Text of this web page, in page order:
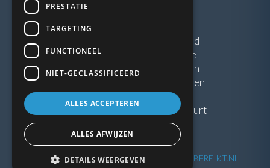
Algemene voorwaarden
Kunststof Kozijnen Friesland
Kunststof kozijnen Drenthe
Kunststof Kozijnen Drachten
Kunststof Kozijnen Hoogeveen
Kunststof kozijnen in jouw buurt
2026| Website ontwikkeling door WEBSITEBEREIKT.NL
PRESTATIE
TARGETING
FUNCTIONEEL
NIET-GECLASSIFICEERD
ALLES ACCEPTEREN
ALLES AFWIJZEN
DETAILS WEERGEVEN